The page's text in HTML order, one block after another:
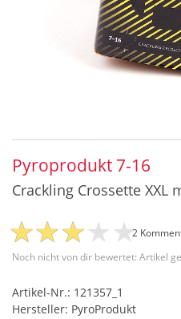
Pyroprodukt 7-16
Crackling Crossette XXL
Noch nicht von dir bewertet: Artikel
2
Artikel-Nr.: 121357_1
Hersteller: PyroProdukt